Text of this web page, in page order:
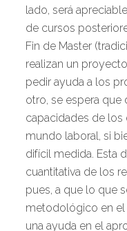
lado, será
de cursos
Fin de Master
realizan un
pedir ayuda a los
otro, se espera que
capacidades de los
mundo laboral, si
difícil medida. Esta
cuantitativa de los
pues, a que lo que
metodológico en el
una ayuda en el